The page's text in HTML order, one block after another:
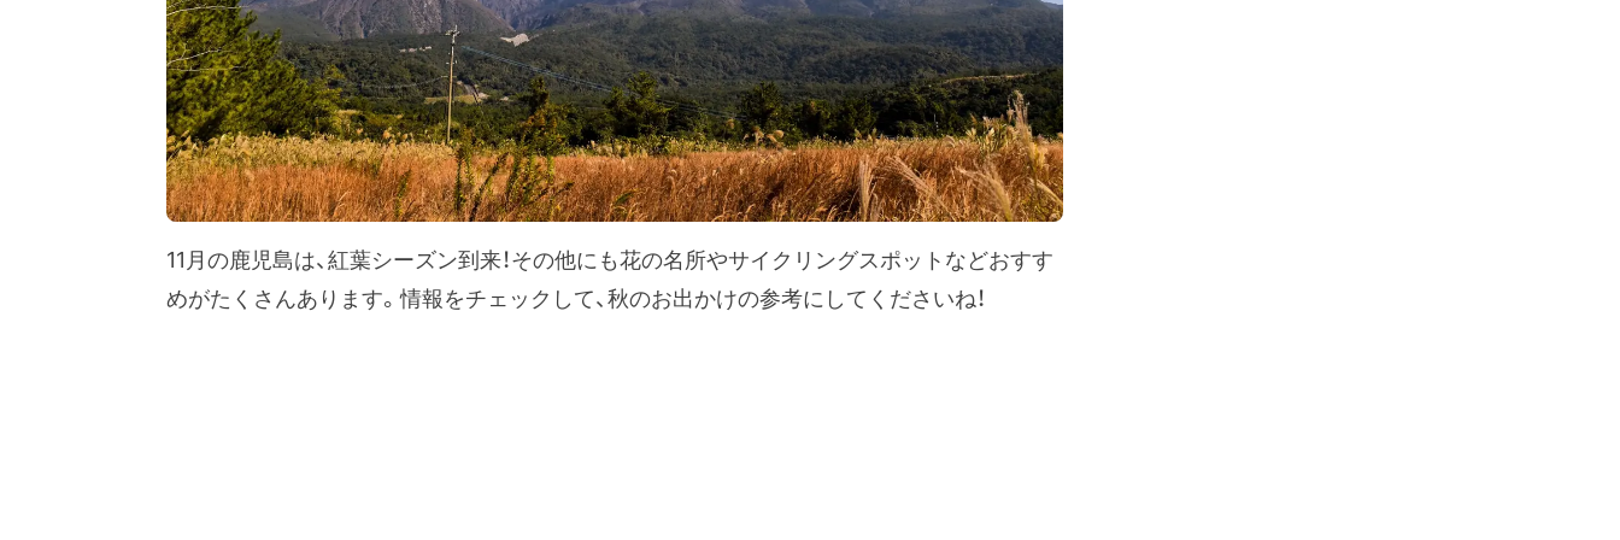
11月の鹿児島は、紅葉シーズン到来！その他にも花の名所やサイクリングスポットなどおすす
めがたくさんあります。情報をチェックして、秋のお出かけの参考にしてくださいね！